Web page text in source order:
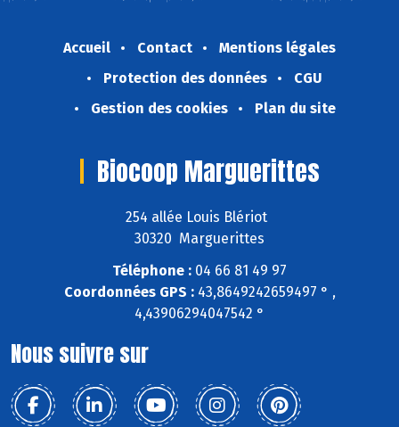
Accueil Contact
Mentions légales
Protection des données
CGU
Gestion des cookies
Plan du site
Biocoop Marguerittes
254 allée Louis Blériot
30320 Marguerittes
Téléphone : 04 66 81 49 97
Coordonnées GPS :43,8649242659497 ° ,
4,43906294047542 °
Nous suivre sur